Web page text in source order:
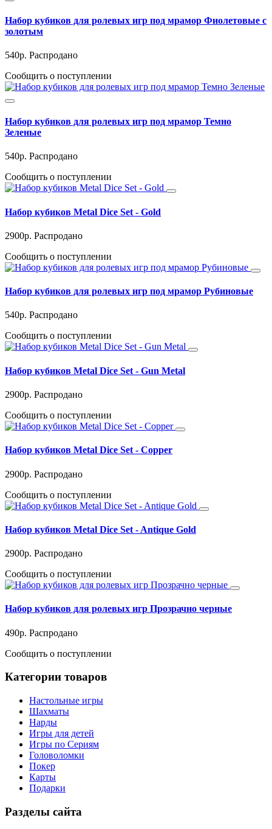
Набор кубиков для ролевых игр под мрамор Фиолетовые с
золотым
540р. Распродано
Сообщить о поступлении
Набор кубиков для ролевых игр под мрамор Темно
Зеленые
540р. Распродано
Сообщить о поступлении
Набор кубиков Metal Dice Set - Gold
2900р. Распродано
Сообщить о поступлении
Набор кубиков для ролевых игр под мрамор Рубиновые
540р. Распродано
Сообщить о поступлении
Набор кубиков Metal Dice Set - Gun Metal
2900р. Распродано
Сообщить о поступлении
Набор кубиков Metal Dice Set - Copper
2900р. Распродано
Сообщить о поступлении
Набор кубиков Metal Dice Set - Antique Gold
2900р. Распродано
Сообщить о поступлении
Набор кубиков для ролевых игр Прозрачно черные
490р. Распродано
Сообщить о поступлении
Категории товаров
Настольные игры
Шахматы
Нарды
Игры для детей
Игры по Сериям
Головоломки
Покер
Карты
Подарки
Разделы сайта